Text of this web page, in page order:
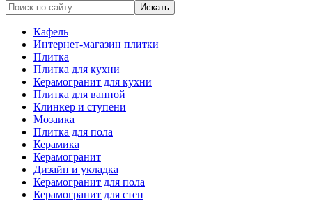
Кафель
Интернет-магазин плитки
Плитка
Плитка для кухни
Керамогранит для кухни
Плитка для ванной
Клинкер и ступени
Мозаика
Плитка для пола
Керамика
Керамогранит
Дизайн и укладка
Керамогранит для пола
Керамогранит для стен